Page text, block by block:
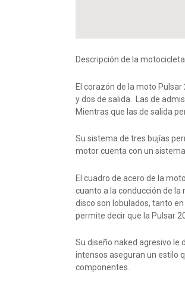
Descripción de la
El corazón de la moto
y dos de salida. Las de
Mientras que las de salida
Su sistema de tres bujías
motor cuenta con un
El cuadro de acero de la
cuanto a la conducción de
disco son lobulados, tanto
permite decir que la Pulsar
Su diseño naked agresivo le
intensos aseguran un estilo
componentes.